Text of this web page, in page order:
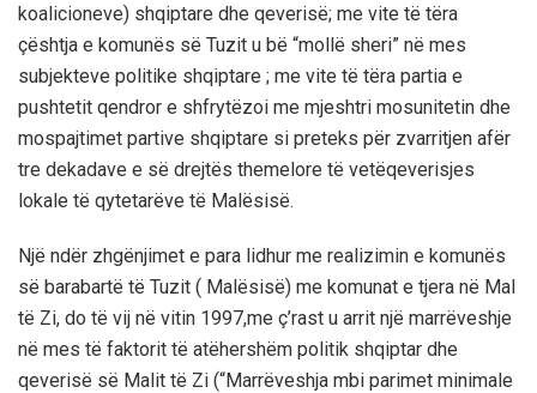
koalicioneve) shqiptare dhe qeverisë; me vite të tëra
çështja e komunës së Tuzit u bë “mollë sheri” në mes
subjekteve politike shqiptare ; me vite të tëra partia e
pushtetit qendror e shfrytëzoi me mjeshtri mosunitetin dhe
mospajtimet partive shqiptare si preteks për zvarritjen afër
tre dekadave e së drejtës themelore të vetëqeverisjes
lokale të qytetarëve të Malësisë.
Një ndër zhgënjimet e para lidhur me realizimin e komunës
së barabartë të Tuzit ( Malësisë) me komunat e tjera në Mal
të Zi, do të vij në vitin 1997,me ç’rast u arrit një marrëveshje
në mes të faktorit të atëhershëm politik shqiptar dhe
qeverisë së Malit të Zi (“Marrëveshja mbi parimet minimale